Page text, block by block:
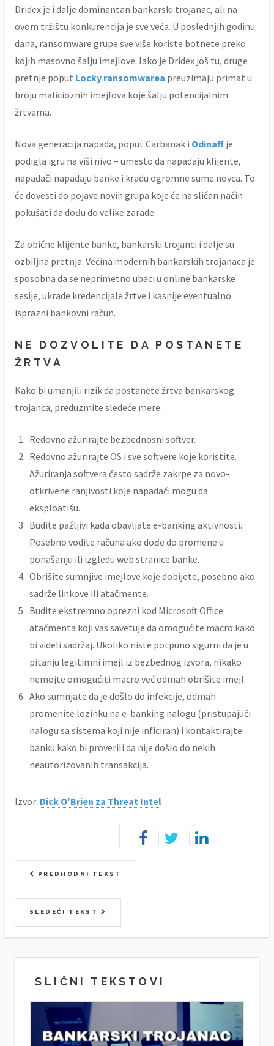
Dridex je i dalje dominantan bankarski trojanac, ali na
ovom tržištu konkurencija je sve veća. U poslednjih godinu
dana, ransomware grupe sve više koriste botnete preko
kojih masovno šalju imejlove. Iako je Dridex još tu, druge
pretnje poput Locky ransomwarea preuzimaju primat u
broju malicioznih imejlova koje šalju potencijalnim
žrtvama.
Nova generacija napada, poput Carbanak i Odinaff je
podigla igru na viši nivo – umesto da napadaju klijente,
napadači napadaju banke i kradu ogromne sume novca. To
će dovesti do pojave novih grupa koje će na sličan način
pokušati da dođu do velike zarade.
Za obične klijente banke, bankarski trojanci i dalje su
ozbiljna pretnja. Većina modernih bankarskih trojanaca je
sposobna da se neprimetno ubaci u online bankarske
sesije, ukrade kredencijale žrtve i kasnije eventualno
isprazni bankovni račun.
NE DOZVOLITE DA POSTANETE
ŽRTVA
Kako bi umanjili rizik da postanete žrtva bankarskog
trojanca, preduzmite sledeće mere:
Redovno ažurirajte bezbednosni softver.
Redovno ažurirajte OS i sve softvere koje koristite.
Ažuriranja softvera često sadrže zakrpe za novo-
otkrivene ranjivosti koje napadači mogu da
eksploatišu.
Budite pažljivi kada obavljate e-banking aktivnosti.
Posebno vodite računa ako dođe do promene u
ponašanju ili izgledu web stranice banke.
Obrišite sumnjive imejlove koje dobijete, posebno ako
sadrže linkove ili atačmente.
Budite ekstremno oprezni kod Microsoft Office
atačmenta koji vas savetuje da omogućite macro kako
bi videli sadržaj. Ukoliko niste potpuno sigurni da je u
pitanju legitimni imejl iz bezbednog izvora, nikako
nemojte omogućiti macro već odmah obrišite imejl.
Ako sumnjate da je došlo do infekcije, odmah
promenite lozinku na e-banking nalogu (pristupajući
nalogu sa sistema koji nije inficiran) i kontaktirajte
banku kako bi proverili da nije došlo do nekih
neautorizovanih transakcija.
Izvor: Dick O'Brien za Threat Intel
PREDHODNI TEKST
SLEDEĆI TEKST
SLIČNI TEKSTOVI